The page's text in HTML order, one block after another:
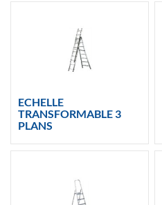
ECHELLE
TRANSFORMABLE 3
PLANS